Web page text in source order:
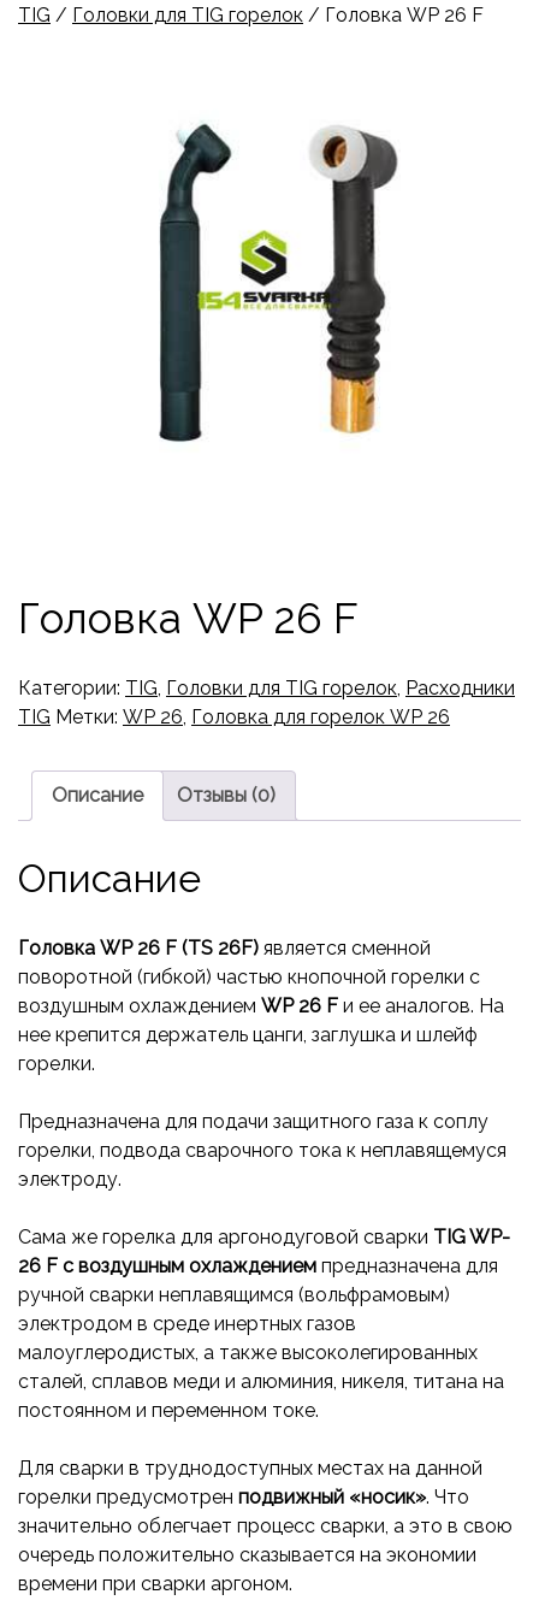
TIG / Головки для TIG горелок / Головка WP 26 F
Головка WP 26 F
Категории: TIG, Головки для TIG горелок, Расходники
TIG Метки: WP 26, Головка для горелок WP 26
Описание Отзывы (0)
Описание
Головка WP 26 F (TS 26F) является сменной
поворотной (гибкой) частью кнопочной горелки с
воздушным охлаждением WP 26 F и ее аналогов. На
нее крепится держатель цанги, заглушка и шлейф
горелки.
Предназначена для подачи защитного газа к соплу
горелки, подвода сварочного тока к неплавящемуся
электроду.
Сама же горелка для аргонодуговой сварки TIG WP-
26 F с воздушным охлаждением предназначена для
ручной сварки неплавящимся (вольфрамовым)
электродом в среде инертных газов
малоуглеродистых, а также высоколегированных
сталей, сплавов меди и алюминия, никеля, титана на
постоянном и переменном токе.
Для сварки в труднодоступных местах на данной
горелки предусмотрен подвижный «носик». Что
значительно облегчает процесс сварки, а это в свою
очередь положительно сказывается на экономии
времени при сварки аргоном.